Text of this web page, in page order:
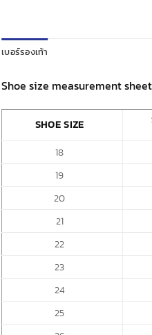
เบอร์รองเท้า
Shoe size measurement sheet
SHOE SIZE
18
19
20
21
22
23
24
25